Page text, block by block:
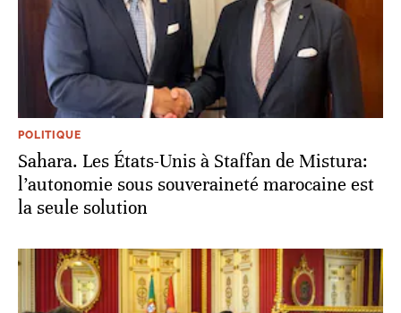
POLITIQUE
Sahara. Les États-Unis à Staffan de Mistura:
l’autonomie sous souveraineté marocaine est
la seule solution